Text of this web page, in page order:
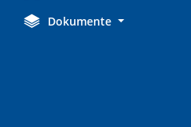
Dokumente